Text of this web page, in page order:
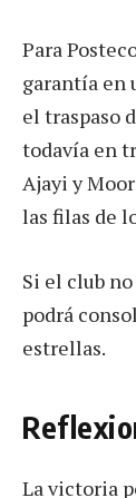
Para
garantía en
el traspaso
todavía en
Ajayi y
las filas de
Si el club
podrá
estrellas.
La victoria